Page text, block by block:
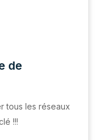
de
tous les réseaux
!!!